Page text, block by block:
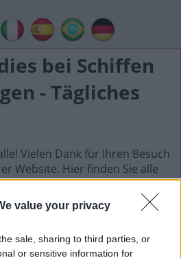
value your privacy
sale, sharing to third parties, or
or sensitive information for
bei Schiffen
- Tägliches
Vielen Dank für Ihren Besuch
Website. Hier finden Sie alle
zum Tägliches Rätselspiel.
Rätsel ist die neue wunderbare
mit Spielen wie
unglaublichen Spiele sind